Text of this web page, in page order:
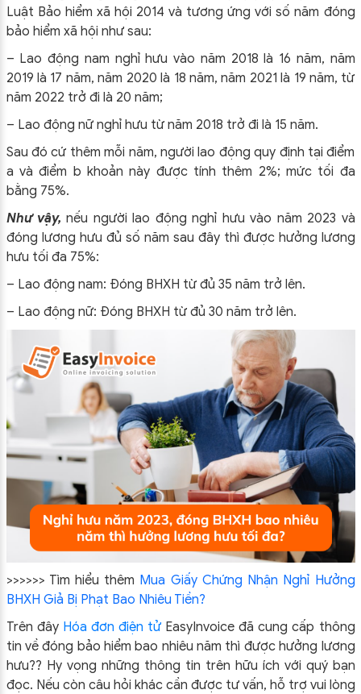
Luật Bảo hiểm xã hội 2014 và tương ứng với số năm đóng
bảo hiểm xã hội như sau:
– Lao động nam nghỉ hưu vào năm 2018 là 16 năm, năm
2019 là 17 năm, năm 2020 là 18 năm, năm 2021 là 19 năm, từ
năm 2022 trở đi là 20 năm;
– Lao động nữ nghỉ hưu từ năm 2018 trở đi là 15 năm.
Sau đó cứ thêm mỗi năm, người lao động quy định tại điểm
a và điểm b khoản này được tính thêm 2%; mức tối đa
bằng 75%.
Như vậy, nếu người lao động nghỉ hưu vào năm 2023 và
đóng lương hưu đủ số năm sau đây thì được hưởng lương
hưu tối đa 75%:
– Lao động nam: Đóng BHXH từ đủ 35 năm trở lên.
– Lao động nữ: Đóng BHXH từ đủ 30 năm trở lên.
>>>>>> Tìm hiểu thêm Mua Giấy Chứng Nhận Nghỉ Hưởng
BHXH Giả Bị Phạt Bao Nhiêu Tiền?
Trên đây Hóa đơn điện tử EasyInvoice đã cung cấp thông
tin về đóng bảo hiểm bao nhiêu năm thì được hưởng lương
hưu?? Hy vọng những thông tin trên hữu ích với quý bạn
đọc. Nếu còn câu hỏi khác cần được tư vấn, hỗ trợ vui lòng